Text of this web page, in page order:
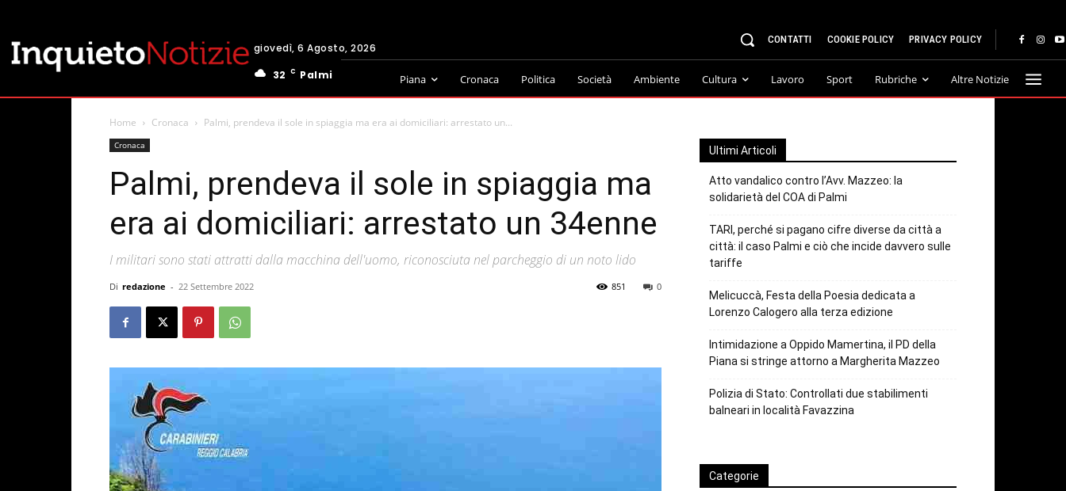
giovedì, 6 Agosto, 2026
32
C Palmi
CONTATTI COOKIE POLICY PRIVACY POLICY
Piana Cronaca Politica Società Ambiente Cultura Lavoro Sport Rubriche Altre Notizie
Home Cronaca Palmi, prendeva il sole in spiaggia ma era ai domiciliari: arrestato un...
Cronaca
Palmi, prendeva il sole in spiaggia ma
era ai domiciliari: arrestato un 34enne
I militari sono stati attratti dalla macchina dell'uomo, riconosciuta nel parcheggio di un noto lido
Di redazione - 22 Settembre 2022 0
851
Ultimi Articoli
Atto vandalico contro l’Avv. Mazzeo: la
solidarietà del COA di Palmi
TARI, perché si pagano cifre diverse da città a
città: il caso Palmi e ciò che incide davvero sulle
tariffe
Melicuccà, Festa della Poesia dedicata a
Lorenzo Calogero alla terza edizione
Intimidazione a Oppido Mamertina, il PD della
Piana si stringe attorno a Margherita Mazzeo
Polizia di Stato: Controllati due stabilimenti
balneari in località Favazzina
Categorie